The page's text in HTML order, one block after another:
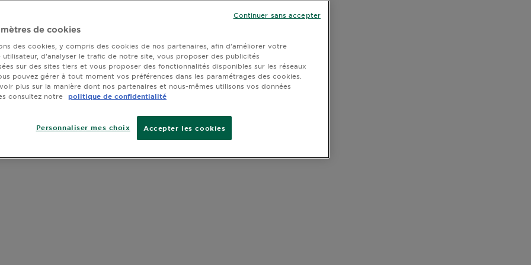
de cookies
des cookies, y compris des cookies de nos partenaires, afin d’améliorer votre
utilisateur, d’analyser le trafic de notre site, vous proposer des publicités
sur des sites tiers et vous proposer des fonctionnalités disponibles sur les réseaux
pouvez gérer à tout moment vos préférences dans les paramétrages des cookies.
plus sur la manière dont nos partenaires et nous-mêmes utilisons vos données
consultez notre
politique de confidentialité
Accepter les cookies
Personnaliser mes choix
Continuer sans accepter